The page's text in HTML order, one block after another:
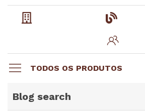
TODOS OS PRODUTOS
Blog search